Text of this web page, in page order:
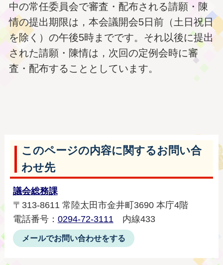
中の常任委員会で審査・配布される請願・陳
情の提出期限は，本会議開会5日前（土日祝日
を除く）の午後5時までです。それ以後に提出
された請願・陳情は，次回の定例会時に審
査・配布することとしています。
このページの内容に関するお問い合
わせ先
議会総務課
〒313-8611 常陸太田市金井町3690 本庁4階
電話番号： 0294-72-3111内線433
メールでお問い合わせをする